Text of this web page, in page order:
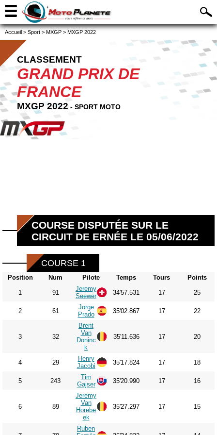
Accueil > Sport > MXGP > MXGP 2022
CLASSEMENT
GRAND PRIX DE
FRANCE
MXGP 2022 - SPORT MOTO
COURSE DISPUTÉE SUR LE
CIRCUIT DE ERNÉE LE 05/06/2022
COURSE 1
Position Num Pilote Temps Tours Points
1 91
Jeremy
Seewer
34'57.531 17 25
2 61
Jorge
Prado
35'02.867 17 22
3 32
Brent
Van
Doninc
k
35'11.636 17 20
4 29
Henry
Jacobi
35'17.824 17 18
5 243
Tim
Gajser
35'20.990 17 16
6 89
Jeremy
Van
Horebe
ek
35'27.297 17 15
Ruben